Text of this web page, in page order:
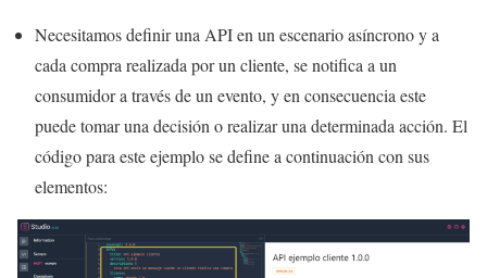
Necesitamos definir una API en un escenario asíncrono y a
cada compra realizada por un cliente, se notifica a un
consumidor a través de un evento, y en consecuencia este
puede tomar una decisión o realizar una determinada acción. El
código para este ejemplo se define a continuación con sus
elementos: